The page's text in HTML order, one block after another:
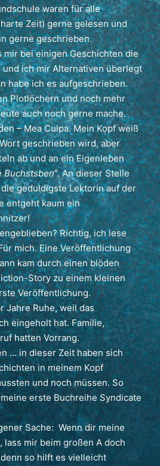
waren für alle
Zeit) gerne gelesen und
gerne geschrieben.
mir bei einigen Geschichten die
ich mir Alternativen überlegt
habe ich es aufgeschrieben.
Plotlöchern und noch mehr
auch noch gerne mache.
– Mea Culpa. Mein Kopf weiß
geschrieben wird, aber
ab und an ein Eigenleben
Buchstsben“. An dieser Stelle
geduldigste Lektorin auf der
entgeht kaum ein
Richtig, ich lese
mich. Eine Veröffentlichung
kam durch einen blöden
Story zu einem kleinen
Veröffentlichung.
Jahre Ruhe, weil das
eingeholt hat. Familie,
hatten Vorrang.
… in dieser Zeit haben sich
in meinem Kopf
und noch müssen. So
erste Buchreihe Syndicate
Sache: Wenn dir meine
lass mir beim großen A doch
so hilft es vielleicht